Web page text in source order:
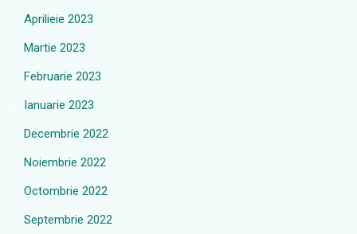
Aprilieie 2023
Martie 2023
Februarie 2023
Ianuarie 2023
Decembrie 2022
Noiembrie 2022
Octombrie 2022
Septembrie 2022